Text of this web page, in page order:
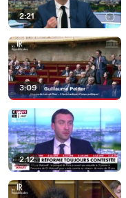
2:21
3:09
2:12